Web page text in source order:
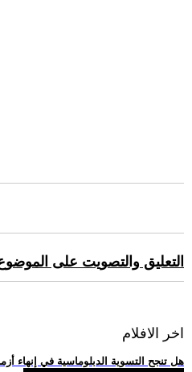
التعليق والتصويت على
اخر الافلام
.. هل تنجح التسوية الدبلوماسية في إنهاء